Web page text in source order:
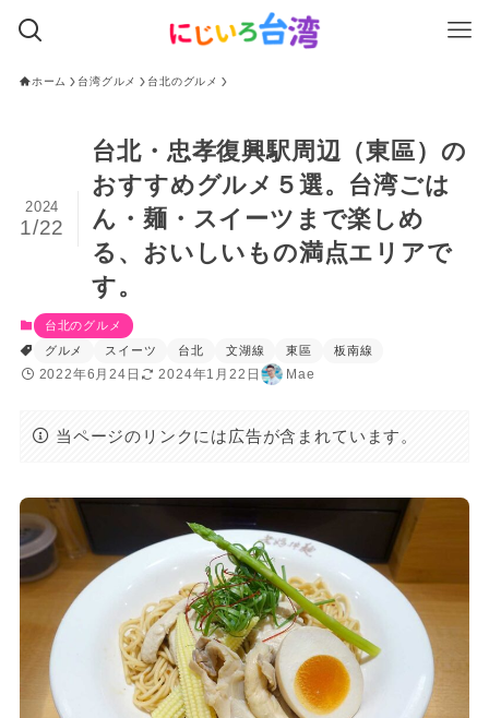
ホーム 台湾グルメ 台北のグルメ
台北・忠孝復興駅周辺（東區）の
おすすめグルメ５選。台湾ごは
ん・麺・スイーツまで楽しめ
る、おいしいもの満点エリアで
す。
2024
1/22
台北のグルメ
グルメ
スイーツ 台北 文湖線 東區 板南線
2022年6月24日 2024年1月22日 Mae
当ページのリンクには広告が含まれています。